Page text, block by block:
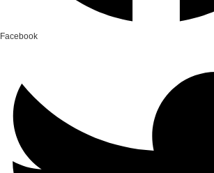
Facebook